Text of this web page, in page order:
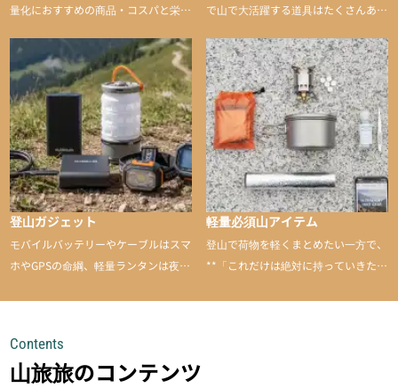
量化におすすめの商品・コスパと栄養
で山で大活躍する道具はたくさんあり
山に持ち込むと快適性や安心感をグッ
と引き上げてくれる――そんな意外性
のあるアイテムを紹介
登山ガジェット
モバイルバッテリーやケーブルはスマ
ホやGPSの命綱、軽量ランタンは夜間
して安全にしてくれます
軽量必須山アイテム
登山で荷物を軽くまとめたい一方で、
**「これだけは絶対に持っていきた
Contents
山旅旅のコンテンツ